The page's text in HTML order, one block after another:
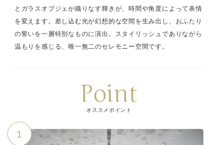
とガラスオブジェが織りなす輝きが、時間や角度によって表情
を変えます。差し込む光が幻想的な空間を生み出し、おふたり
の誓いを一層特別なものに演出。スタイリッシュでありながら
温もりを感じる、唯一無二のセレモニー空間です。
Point
オススメポイント
1